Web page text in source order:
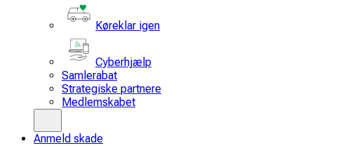
Køreklar igen
Cyberhjælp
Samlerabat
Strategiske partnere
Medlemskabet
Anmeld skade